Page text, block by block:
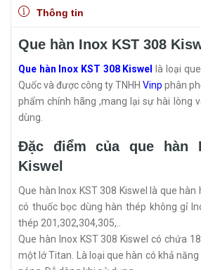
Thông tin
Que hàn Inox KST 308
Que hàn Inox KST 308 Kiswel
là loại
Quốc và được công ty TNHH Vinp phân
phẩm chính hãng ,mang lại sự hài lòng
dùng.
Đặc điểm của que hàn
Kiswel
Que hàn Inox KST 308 Kiswel là que hàn
có thuốc bọc dùng hàn thép không gỉ
thép 201,302,304,305,..
Que hàn Inox KST 308 Kiswel có chứa
một lớ Titan. Là loại que hàn có khả